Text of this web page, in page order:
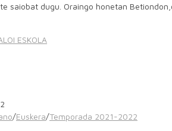
saiobat dugu. Oraingo honetan
/Euskera/Temporada 2021-2022